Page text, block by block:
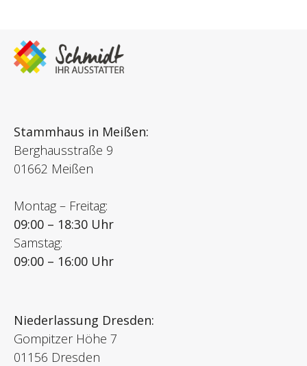
Stammhaus in Meißen:
Berghausstraße 9
01662 Meißen
Montag – Freitag:
09:00 – 18:30 Uhr
Samstag:
09:00 – 16:00 Uhr
Niederlassung Dresden:
Gompitzer Höhe 7
01156 Dresden